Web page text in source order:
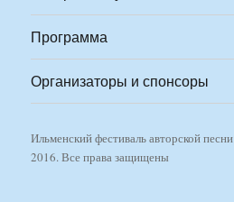
Программа
Организаторы и спонсоры
Ильменский фестиваль авторской песни
2016. Все права защищены